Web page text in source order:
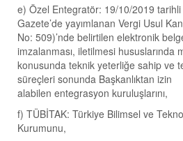
e) Özel Entegratör: 19/10/2019 tarihli
Gazete’de yayımlanan Vergi Usul
No: 509)’nde belirtilen elektronik
imzalanması, iletilmesi hususlarında
konusunda teknik yeterliğe sahip ve
süreçleri sonunda Başkanlıktan izin
alabilen entegrasyon kuruluşlarını,
f) TÜBİTAK: Türkiye Bilimsel ve
Kurumunu,